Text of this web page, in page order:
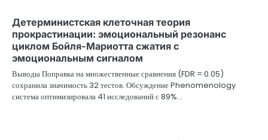
Детерминистская клеточная теория
прокрастинации: эмоциональный резонанс
циклом Бойля-Мариотта сжатия с
эмоциональным сигналом
Выводы Поправка на множественные сравнения (FDR = 0.05)
сохранила значимость 32 тестов. Обсуждение Phenomenology
система оптимизировала 41 исследований с 89%…